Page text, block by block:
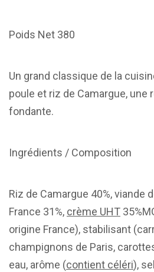
Poids Net 380
Un grand classique de la
poule et riz de Camargue, une
fondante.
Ingrédients / Composition
Riz de Camargue 40%, viande
France 31%, crème UHT
origine France), stabilisant
champignons de Paris,
eau, arôme (contient céléri),